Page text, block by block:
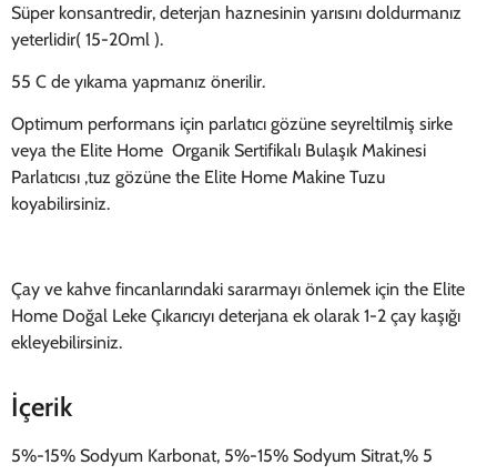
Süper konsantredir, deterjan haznesinin yarısını doldurmanız
yeterlidir( 15-20ml ).
55 C de yıkama yapmanız önerilir.
Optimum performans için parlatıcı gözüne seyreltilmiş sirke
veya the Elite Home Organik Sertifikalı Bulaşık Makinesi
Parlatıcısı ,tuz gözüne the Elite Home Makine Tuzu
koyabilirsiniz.
Çay ve kahve fincanlarındaki sararmayı önlemek için the Elite
Home Doğal Leke Çıkarıcıyı deterjana ek olarak 1-2 çay kaşığı
ekleyebilirsiniz.
İçerik
5%-15% Sodyum Karbonat, 5%-15% Sodyum Sitrat,% 5